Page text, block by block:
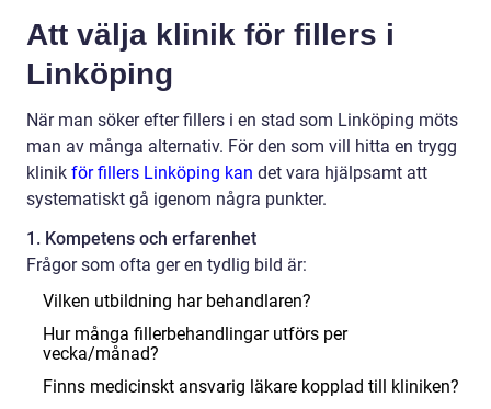
Att välja klinik för fillers i
Linköping
När man söker efter fillers i en stad som Linköping möts
man av många alternativ. För den som vill hitta en trygg
klinik för fillers Linköping kan det vara hjälpsamt att
systematiskt gå igenom några punkter.
1. Kompetens och erfarenhet
Frågor som ofta ger en tydlig bild är:
Vilken utbildning har behandlaren?
Hur många fillerbehandlingar utförs per
vecka/månad?
Finns medicinskt ansvarig läkare kopplad till kliniken?